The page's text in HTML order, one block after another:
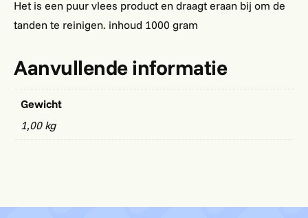
Het is een puur vlees product en draagt eraan bij om de
tanden te reinigen. inhoud 1000 gram
Aanvullende informatie
Gewicht
1,00 kg